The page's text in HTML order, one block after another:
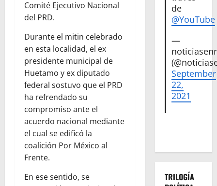
Comité Ejecutivo Nacional
del PRD.
Durante el mitin celebrado
en esta localidad, el ex
presidente municipal de
Huetamo y ex diputado
federal sostuvo que el PRD
ha refrendado su
compromiso ante el
acuerdo nacional mediante
el cual se edificó la
coalición Por México al
Frente.
En ese sentido, se
de
@YouTube
—
September
22,
2021
TRILOGÍA